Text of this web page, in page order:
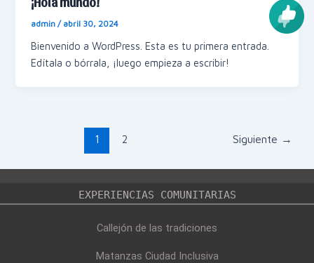
admin/ abril 30, 2024
Bienvenido a WordPress. Esta es tu primera entrada.
Edítala o bórrala, ¡luego empieza a escribir!
entradas
1 2 Siguiente →
EXPERIENCIAS COMUNITARIAS
Callejón de las tradiciones
Matanzas Ciudad Inclusiva